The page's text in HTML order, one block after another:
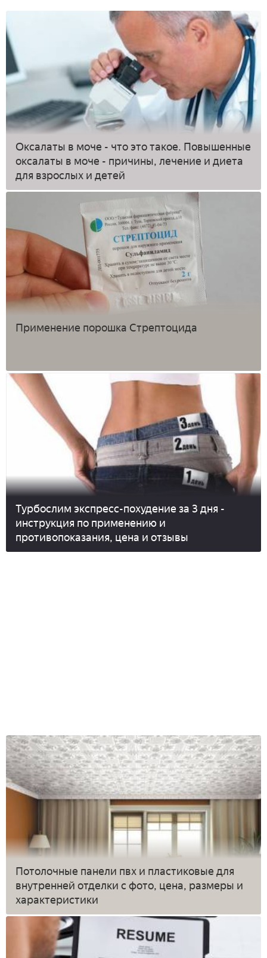
Оксалаты в моче - что это такое. Повышенные
оксалаты в моче - причины, лечение и диета
для взрослых и детей
Применение порошка Стрептоцида
Турбослим экспресс-похудение за 3 дня -
инструкция по применению и
противопоказания, цена и отзывы
Потолочные панели пвх и пластиковые для
внутренней отделки с фото, цена, размеры и
характеристики